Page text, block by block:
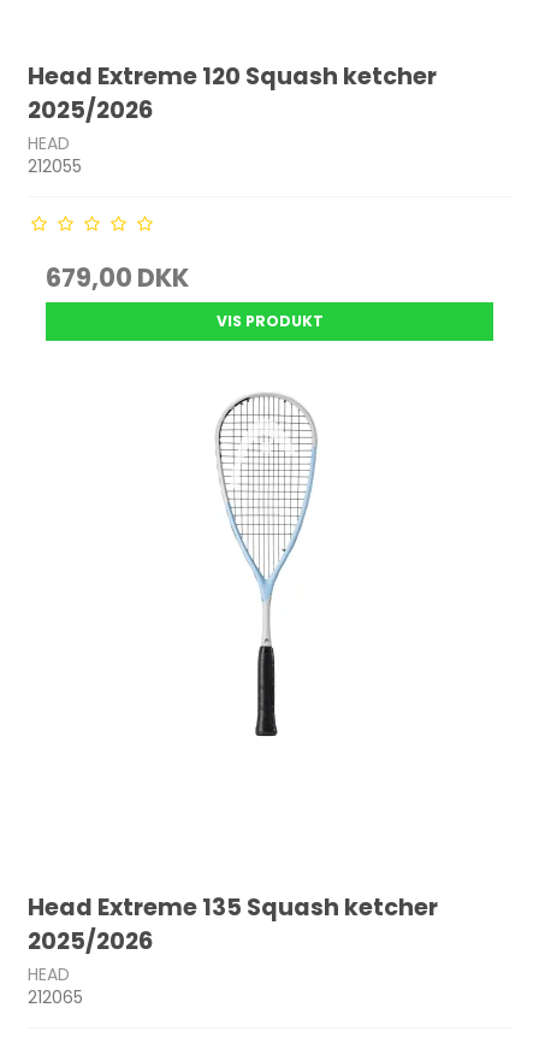
Head Extreme 120 Squash ketcher
2025/2026
HEAD
212055
679,00 DKK
VIS PRODUKT
Head Extreme 135 Squash ketcher
2025/2026
HEAD
212065